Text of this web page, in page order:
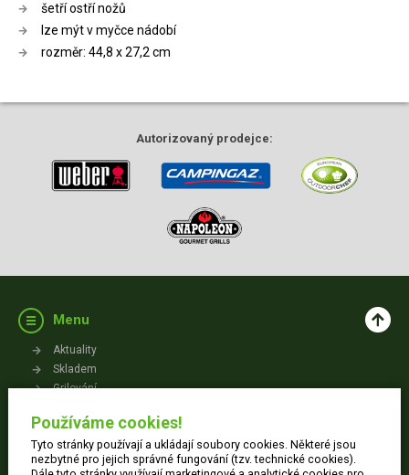
šetří ostří nožů
lze mýt v myčce nádobí
rozměr: 44,8 x 27,2 cm
Autorizovaný prodejce:
Menu
Aktuality
Skladem
Grilování
Kontakt
Vše o nákupu
Používáme cookies!
Tyto stránky používají a ukládají soubory cookies. Některé jsou
nezbytné pro jejich správné fungování (tzv. technické cookies).